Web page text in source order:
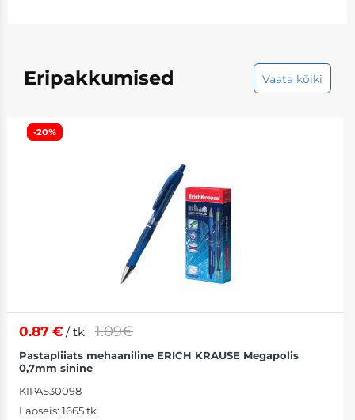
Eripakkumised Vaata kõiki
-20%
0.87 €/ tk 1.09€
Pastapliiats mehaaniline ERICH KRAUSE Megapolis
0,7mm sinine
KIPAS30098
Laoseis: 1665 tk